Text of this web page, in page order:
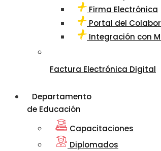
Firma Electrónica
Portal del
Integración con
Factura Electrónica Digital
Departamento
de Educación
Capacitaciones
Diplomados